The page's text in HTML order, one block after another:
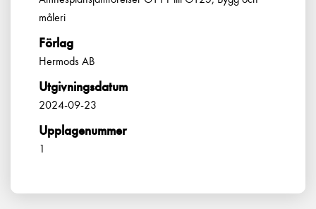
måleri
Förlag
Hermods AB
Utgivningsdatum
2024-09-23
Upplagenummer
1